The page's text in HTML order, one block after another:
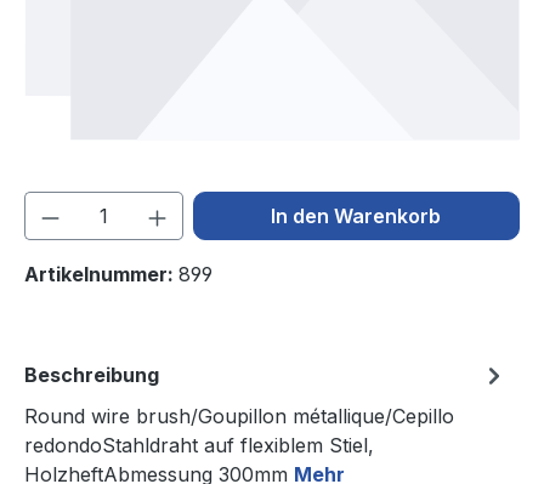
Produkt Anzahl: Gib denIn den Warenkorb
Artikelnummer: 899
Beschreibung
Round wire brush/Goupillon métallique/Cepillo
redondoStahldraht auf flexiblem Stiel,
HolzheftAbmessung 300mm Mehr